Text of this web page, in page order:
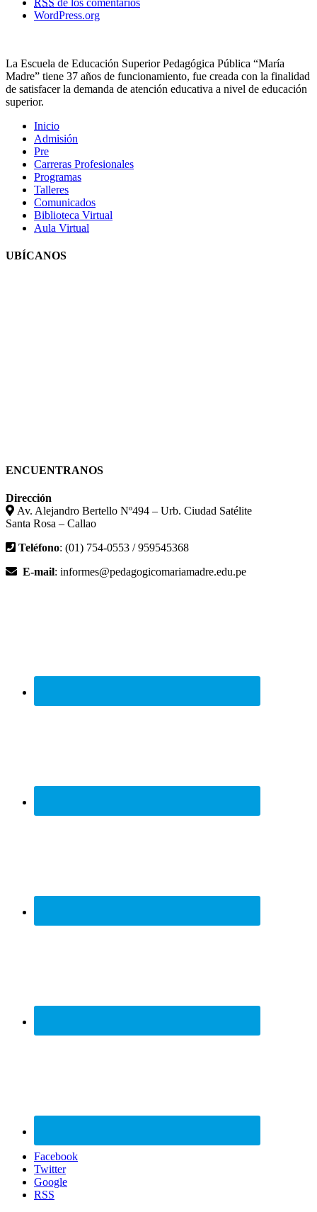
WordPress.org
La Escuela de Educación Superior Pedagógica Pública “María
Madre” tiene 37 años de funcionamiento, fue creada con la finalidad
de satisfacer la demanda de atención educativa a nivel de educación
superior.
Inicio
Admisión
Pre
Carreras Profesionales
Programas
Talleres
Comunicados
Biblioteca Virtual
Aula Virtual
UBÍCANOS
ENCUENTRANOS
Dirección
Av. Alejandro Bertello Nº494 – Urb. Ciudad Satélite
Santa Rosa – Callao
Teléfono: (01) 754-0553 / 959545368
E-mail: informes@pedagogicomariamadre.edu.pe
Facebook
Twitter
Google
RSS